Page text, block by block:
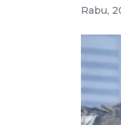
Rabu,